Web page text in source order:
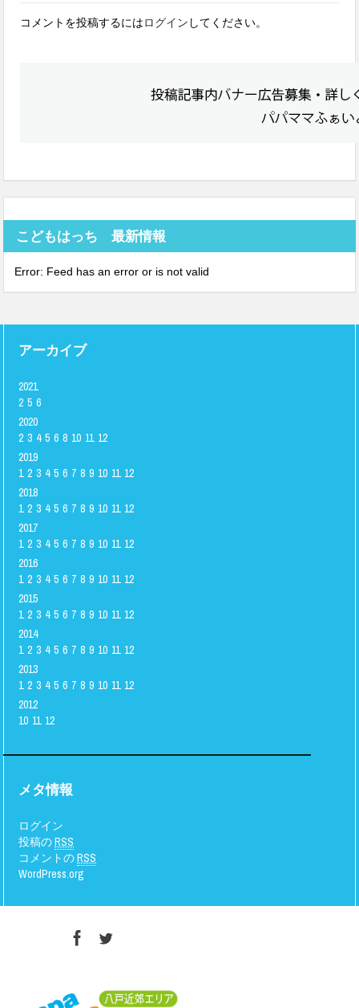
コメントを投稿するにはログイン してください。
こどもはっち 最新情報
Error: Feed has an error or is not valid
アーカイブ
2021
2 5 6
2020
2 3 4 5 6 8 10 11 12
2019
1 2 3 4 5 6 7 8 9 10 11 12
2018
1 2 3 4 5 6 7 8 9 10 11 12
2017
1 2 3 4 5 6 7 8 9 10 11 12
2016
1 2 3 4 5 6 7 8 9 10 11 12
2015
1 2 3 4 5 6 7 8 9 10 11 12
2014
1 2 3 4 5 6 7 8 9 10 11 12
2013
1 2 3 4 5 6 7 8 9 10 11 12
2012
10 11 12
メタ情報
ログイン
投稿のRSS
コメントのRSS
WordPress.org